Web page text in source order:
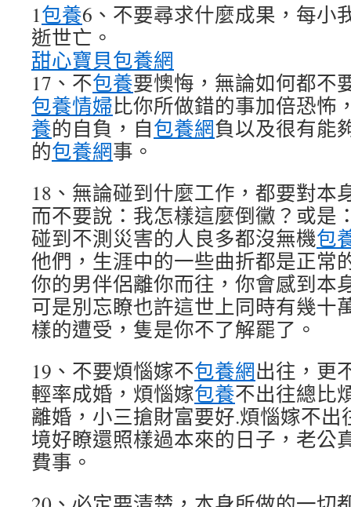
1包養6、不要尋求什麼成果，每小
逝世亡。
甜心寶貝包養網
17、不包養要懊悔，無論如何都不
包養情婦比你所做錯的事加倍恐怖
養的自負，自包養網負以及很有能
的包養網事。
18、無論碰到什麼工作，都要對本
而不要說：我怎樣這麼倒黴？或是
碰到不測災害的人良多都沒無機包
他們，生涯中的一些曲折都是正常
你的男伴侶離你而往，你會感到本
可是別忘瞭也許這世上同時有幾十
樣的遭受，隻是你不了解罷了。
19、不要煩惱嫁不包養網出往，更
輕率成婚，煩惱嫁包養不出往總比
離婚，小三搶財富要好.煩惱嫁不
境好瞭還照樣過本來的日子，老公
費事。